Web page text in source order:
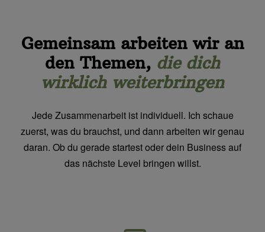
Gemeinsam arbeiten wir an
den Themen, die dich
wirklich weiterbringen
Jede Zusammenarbeit ist individuell. Ich schaue
zuerst, was du brauchst, und dann arbeiten wir genau
daran. Ob du gerade startest oder dein Business auf
das nächste Level bringen willst.